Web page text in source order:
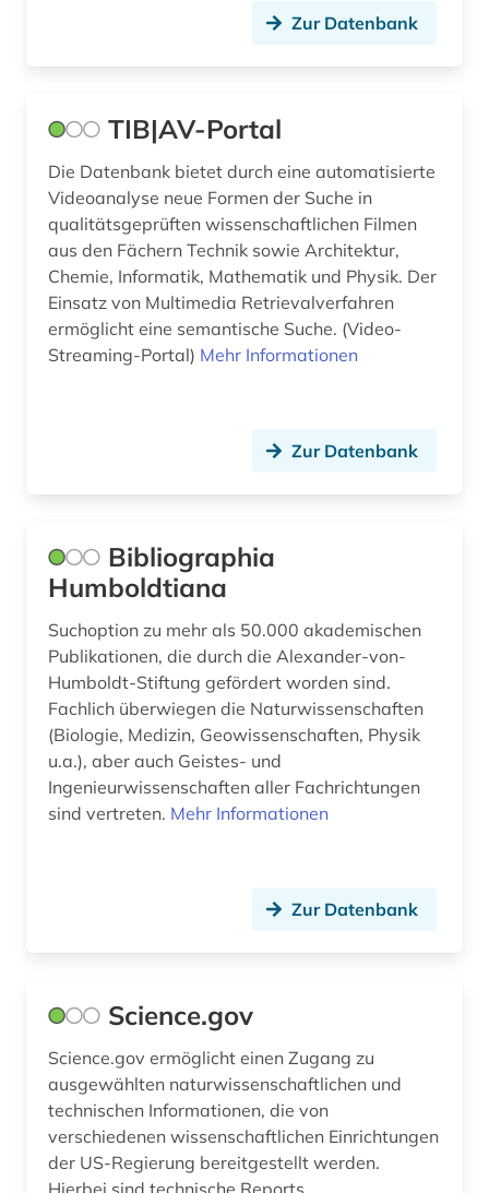
lagerstättenkunde (1)
landwirtschaft (2)
lexikon (1)
literatur (2)
literaturwissenschaft (1)
lüftungstechnik (1)
maschinenwesen (1)
mathematik (3)
medizin (23)
medizintechnik (2)
mehrsprachig&gt (1)
mehrsprachiges wörterbuch (1)
mineralogie (1)
naturwissenschaft und technik (1)
musikwissenschaft (2)
nachhaltige entwicklung (1)
Zur Datenbank
TIB|AV-Portal
Die Datenbank bietet durch eine automatisierte
Videoanalyse neue Formen der Suche in
qualitätsgeprüften wissenschaftlichen Filmen
aus den Fächern Technik sowie Architektur,
Chemie, Informatik, Mathematik und Physik. Der
Einsatz von Multimedia Retrievalverfahren
ermöglicht eine semantische Suche. (Video-
Streaming-Portal) Mehr Informationen
Zur Datenbank
Bibliographia
Humboldtiana
Suchoption zu mehr als 50.000 akademischen
Publikationen, die durch die Alexander-von-
Humboldt-Stiftung gefördert worden sind.
Fachlich überwiegen die Naturwissenschaften
(Biologie, Medizin, Geowissenschaften, Physik
u.a.), aber auch Geistes- und
Ingenieurwissenschaften aller Fachrichtungen
sind vertreten. Mehr Informationen
Zur Datenbank
Science.gov
Science.gov ermöglicht einen Zugang zu
ausgewählten naturwissenschaftlichen und
technischen Informationen, die von
verschiedenen wissenschaftlichen Einrichtungen
der US-Regierung bereitgestellt werden.
Hierbei sind technische Reports,